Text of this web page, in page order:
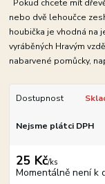
Pokud chcete mít
nebo dvě lehoučce
houbička je vhodná na
vyráběných Hravým
nabarvené pomůcky,
Dostupnost
Nejsme plátci DPH
25 Kč/ks
Momentálně není k